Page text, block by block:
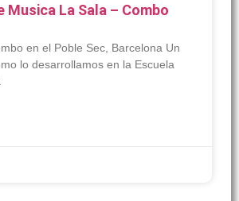
Musica La Sala – Combo
en el Poble Sec, Barcelona Un
lo desarrollamos en la Escuela